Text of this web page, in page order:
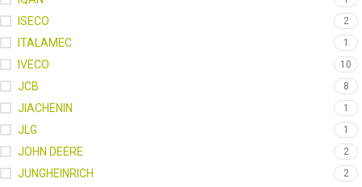
ISECO 2
ITALAMEC 1
IVECO 10
JCB 8
JIACHENIN 1
JLG 1
JOHN DEERE 2
JUNGHEINRICH 2